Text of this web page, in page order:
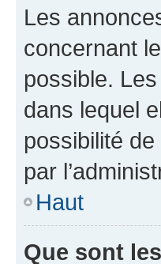
Les
concernant
possible.
dans lequel
possibilité
par
Haut
Que sont